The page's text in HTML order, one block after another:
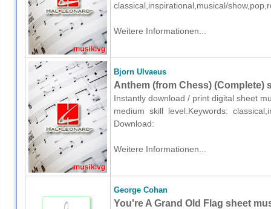
classical,inspirational,musical/
Weitere Informationen...
Bjorn Ulvaeus
Anthem (from Chess) (Complete)
Instantly download / print digital sheet
medium skill level.Keywords:
Download:
Weitere Informationen...
George Cohan
You're A Grand Old Flag sheet